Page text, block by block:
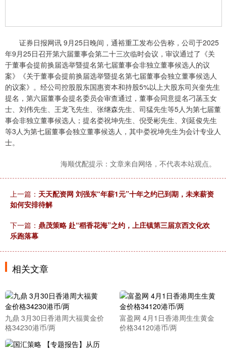
证券日报网讯 9月25日晚间，通裕重工发布公告称，公司于2025
年9月25日召开第六届董事会第二十三次临时会议，审议通过了《关
于董事会提前换届选举暨提名第七届董事会非独立董事候选人的议
案》《关于董事会提前换届选举暨提名第七届董事会独立董事候选人
的议案》。经公司控股股东国惠资本和持股5%以上大股东司兴奎先生
提名，第六届董事会提名委员会审查通过，董事会同意提名刁菡玉女
士、刘伟先生、王龙飞先生、张继森先生、司猛先生等5人为第七届董
事会非独立董事候选人；提名娄祝坤先生、倪受彬先生、刘延俊先生
等3人为第七届董事会独立董事候选人，其中娄祝坤先生为会计专业人
士。
海顺优配提示：文章来自网络，不代表本站观点。
上一篇： 天天配资网 刘强东“年薪1元”十年之约已到期，未来薪资
如何安排待解
下一篇： 鼎茂策略 赴“稻香花海”之约，上庄镇第三届京西文化欢
乐跑落幕
相关文章
九鼎 3月30日香港周大福黄金价
格34230港币/两
富盈网 4月1日香港周生生黄金
价格34120港币/两